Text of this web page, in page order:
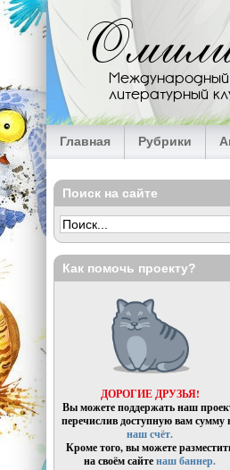
Перейти к основному содержанию
Международный
литературный
Главная Рубрики
Поиск на сайте
Как помочь проекту?
ДОРОГИЕ ДРУЗЬЯ!
Вы можете поддержать наш
перечислив доступную вам сумму
наш счёт.
Кроме того, вы можете
на своём сайтенаш баннер.